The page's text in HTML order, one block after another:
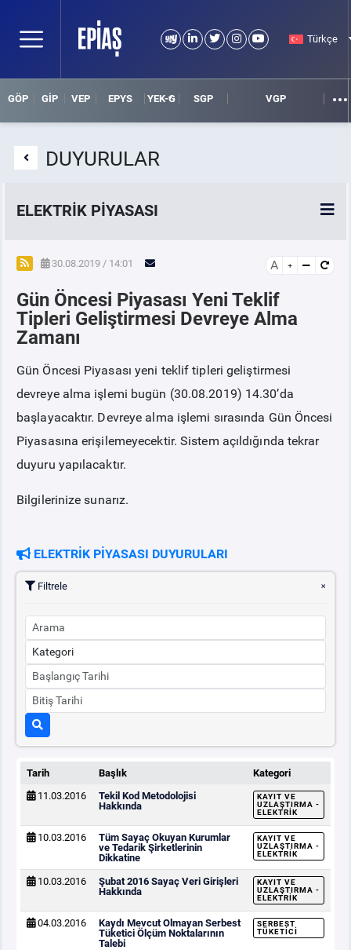
Türkçe
GÖP GİP VEP EPYS YEK-G SGP VGP
DUYURULAR
ELEKTRİK PİYASASI
SPOT ELEKTRİK PİYASALARI
ÖRNEK FİNANS BELGELERİ
VADELİ ELEKTRİK PİYASASI
PİYASAKAYITSÜRECİ
SERBEST TÜKETİCİ
BÜLTENLER
DUYURULAR
BT HİZMET YÖNETİM SİSTEMİ POLİTİKAMIZ
30.08.2019 / 14:01 A
Gün Öncesi Piyasası Yeni Teklif
Tipleri Geliştirmesi Devreye Alma
Zamanı
Gün Öncesi Piyasası yeni teklif tipleri geliştirmesi
devreye alma işlemi bugün (30.08.2019) 14.30’da
başlayacaktır. Devreye alma işlemi sırasında Gün Öncesi
Piyasasına erişilemeyecektir. Sistem açıldığında tekrar
duyuru yapılacaktır.
Bilgilerinize sunarız.
ELEKTRİK PİYASASI DUYURULARI
Filtrele
Tarih Başlık
Kategori
11.03.2016
Tekil Kod Metodolojisi
Hakkında
KAYIT VE
UZLAŞTIRMA -
ELEKTRIK
10.03.2016
Tüm Sayaç Okuyan Kurumlar
ve Tedarik Şirketlerinin
Dikkatine
KAYIT VE
UZLAŞTIRMA -
ELEKTRIK
10.03.2016
Şubat 2016 Sayaç Veri Girişleri
Hakkında
KAYIT VE
UZLAŞTIRMA -
ELEKTRIK
04.03.2016
Kaydı Mevcut Olmayan Serbest
Tüketici Ölçüm Noktalarının
Talebi
SERBEST
TÜKETICI